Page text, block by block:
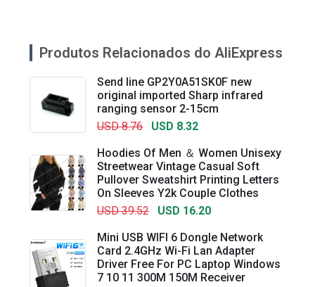
Produtos Relacionados do AliExpress
Send line GP2Y0A51SK0F new
original imported Sharp infrared
ranging sensor 2-15cm
USD 8.76
USD 8.32
Hoodies Of Men ＆ Women Unisexy
Streetwear Vintage Casual Soft
Pullover Sweatshirt Printing Letters
On Sleeves Y2k Couple Clothes
USD 39.52
USD 16.20
Mini USB WIFI 6 Dongle Network
Card 2.4GHz Wi-Fi Lan Adapter
Driver Free For PC Laptop Windows
7 10 11 300M 150M Receiver